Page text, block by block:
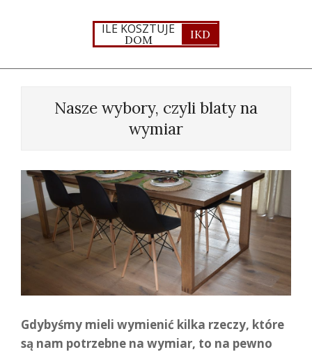
ILE KOSZTUJE
DOM IKD
Nasze wybory, czyli blaty na
wymiar
Gdybyśmy mieli wymienić kilka rzeczy, które
są nam potrzebne na wymiar, to na pewno